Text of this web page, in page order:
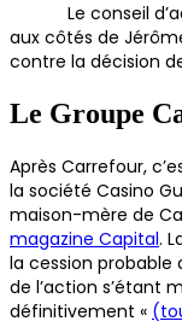
Le conseil
aux côtés de
contre la décision de
Le Groupe
Après Carrefour,
la société Casino
maison-mère de
magazine Capital.
la cession probable
de l’action s’étant
définitivement «